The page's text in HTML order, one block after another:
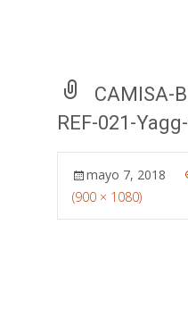
CAMISA-
REF-021-
mayo 7, 2018
(900 × 1080)